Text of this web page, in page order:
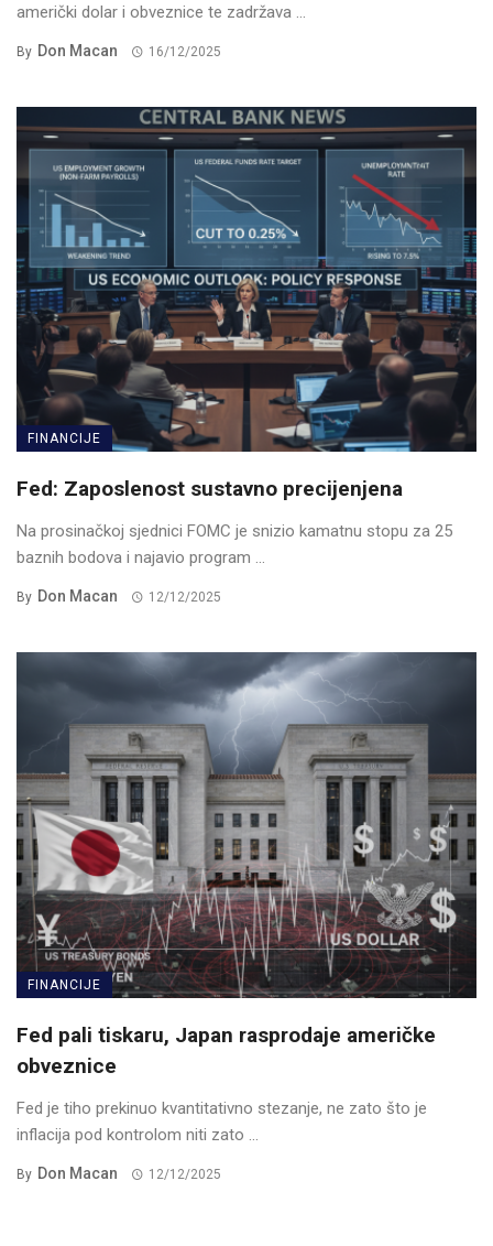
američki dolar i obveznice te zadržava ...
By Don Macan 16/12/2025
FINANCIJE
Fed: Zaposlenost sustavno precijenjena
Na prosinačkoj sjednici FOMC je snizio kamatnu stopu za 25
baznih bodova i najavio program ...
By Don Macan 12/12/2025
FINANCIJE
Fed pali tiskaru, Japan rasprodaje američke
obveznice
Fed je tiho prekinuo kvantitativno stezanje, ne zato što je
inflacija pod kontrolom niti zato ...
By Don Macan 12/12/2025